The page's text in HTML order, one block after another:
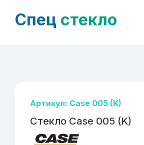
Спец стекло
Артикул: Case 005 (K)
Стекло Case 005 (K)